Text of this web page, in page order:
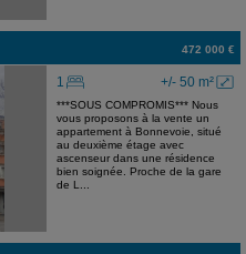
472 000 €
+/- 50 m²
1
***SOUS COMPROMIS*** Nous
vous proposons à la vente un
appartement à Bonnevoie, situé
au deuxième étage avec
ascenseur dans une résidence
bien soignée. Proche de la gare
de L...